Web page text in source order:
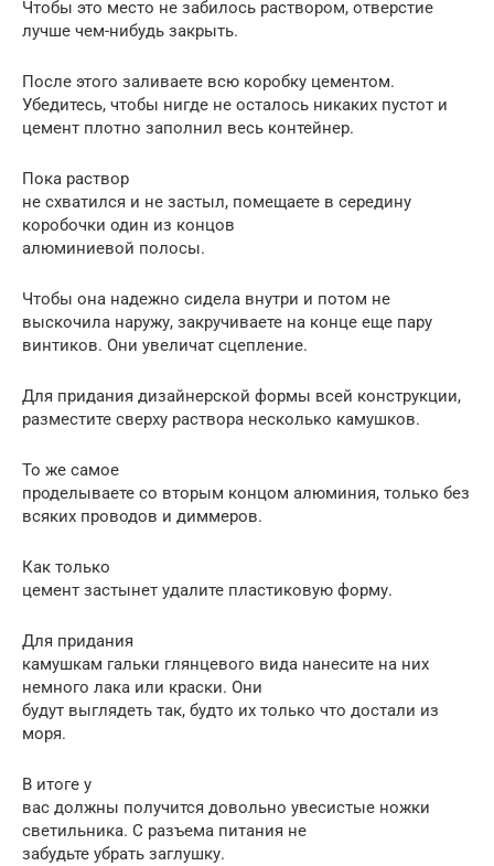
Чтобы это место не забилось раствором, отверстие
лучше чем-нибудь закрыть.
После этого заливаете всю коробку цементом.
Убедитесь, чтобы нигде не осталось никаких пустот и
цемент плотно заполнил весь контейнер.
Пока раствор
не схватился и не застыл, помещаете в середину
коробочки один из концов
алюминиевой полосы.
Чтобы она надежно сидела внутри и потом не
выскочила наружу, закручиваете на конце еще пару
винтиков. Они увеличат сцепление.
Для придания дизайнерской формы всей конструкции,
разместите сверху раствора несколько камушков.
То же самое
проделываете со вторым концом алюминия, только без
всяких проводов и диммеров.
Как только
цемент застынет удалите пластиковую форму.
Для придания
камушкам гальки глянцевого вида нанесите на них
немного лака или краски. Они
будут выглядеть так, будто их только что достали из
моря.
В итоге у
вас должны получится довольно увесистые ножки
светильника. С разъема питания не
забудьте убрать заглушку.